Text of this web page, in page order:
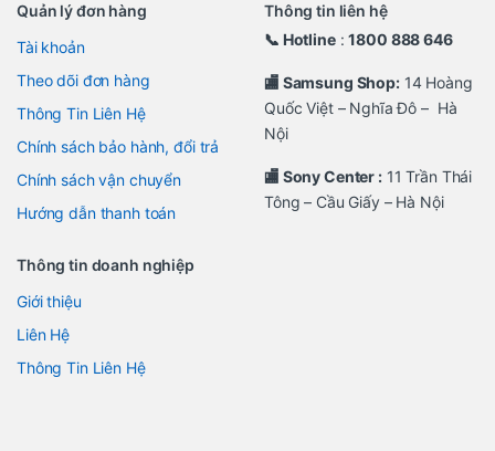
Quản lý đơn hàng
Tài khoản
Theo dõi đơn hàng
Thông Tin Liên Hệ
Chính sách bảo hành, đổi trả
Chính sách vận chuyển
Hướng dẫn thanh toán
Thông tin liên hệ
📞 Hotline:1800 888 646
🏬 Samsung Shop:14 Hoàng
Quốc Việt – Nghĩa Đô – Hà
Nội
🏬 Sony Center :11 Trần Thái
Tông – Cầu Giấy – Hà Nội
Thông tin doanh nghiệp
Giới thiệu
Liên Hệ
Thông Tin Liên Hệ